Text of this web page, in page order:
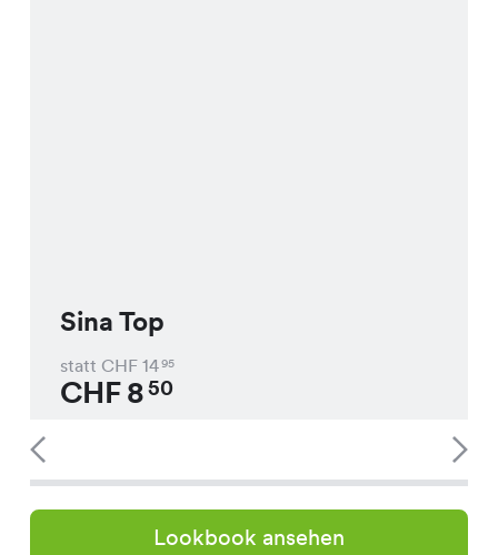
Sina Top
statt CHF 1495
CHF850
Lookbook ansehen